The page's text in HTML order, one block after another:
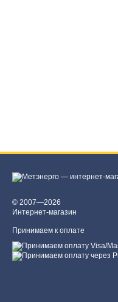
© 2007—2026
Интернет-магазин
Принимаем к оплате